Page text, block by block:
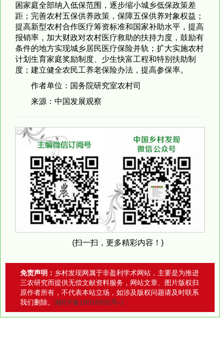
困家庭全部纳入低保范围，逐步缩小城乡低保政策差
距；完善农村五保供养政策，保障五保供养对象权益；
提高新型农村合作医疗筹资标准和国家补助水平，提高
报销率，加大财政对农村医疗救助的扶持力度，鼓励有
条件的地方实现城乡居民医疗保险并轨；扩大实施农村
计划生育家庭奖励制度、少生快富工程和特别扶助制
度；建立健全农民工养老保险办法，提高参保率。
作者单位：国务院研究室农村司
来源：中国发展观察
(扫一扫，更多精彩内容！)
免责声明： 乡村发现网属于非盈利学术网站，主要是为推进
三农研究而提供无偿文献资料服务，网站文章、图片版权归
原作者所有，不代表本站立场，如涉及版权问题请及时联系
我们删除。 湘ICP备18016932号-1